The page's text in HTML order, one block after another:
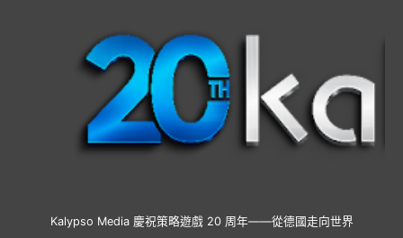
Kalypso Media 慶祝策略遊戲 20 周年——從德國走向世界